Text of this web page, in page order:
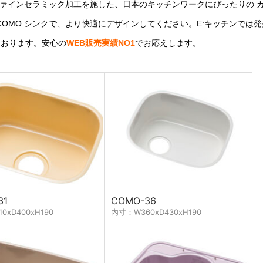
インセラミック加工を施した、日本のキッチンワークにぴったりの
シンクで、より快適にデザインしてください。E:キッチンでは発
ります。安心のWEB販売実績NO1でお応えします。
COMO-36
内寸：W360xD430xH190